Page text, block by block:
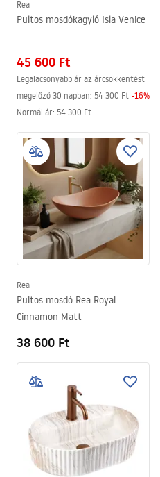
Rea
Pultos mosdókagyló Isla Venice
45 600 Ft
Legalacsonyabb ár az árcsökkentést
megelőző 30 napban: 54 300 Ft -16%
Normál ár: 54 300 Ft
Rea
Pultos mosdó Rea Royal
Cinnamon Matt
38 600 Ft